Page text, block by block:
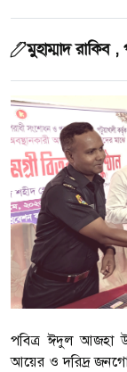
মুহাম্মাদ রাকিব ,
পবিত্র ঈদুল আজহা
আয়ের ও দরিদ্র